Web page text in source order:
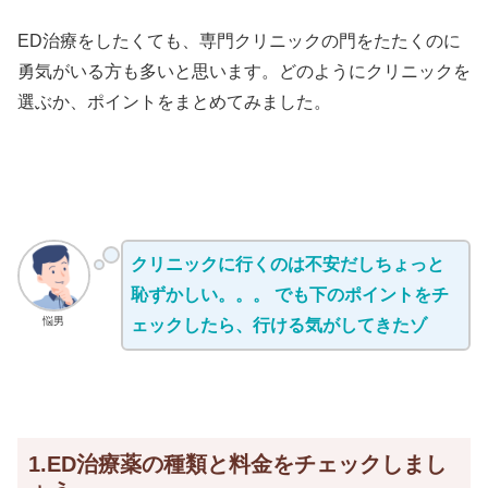
ED治療をしたくても、専門クリニックの門をたたくのに
勇気がいる方も多いと思います。どのようにクリニックを
選ぶか、ポイントをまとめてみました。
悩男
クリニックに行くのは不安だしちょっと
恥ずかしい。。。 でも下のポイントをチ
ェックしたら、行ける気がしてきたゾ
1.ED治療薬の種類と料金をチェックしまし